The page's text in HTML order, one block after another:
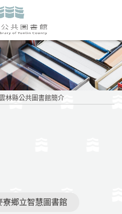
林縣公共圖書館簡介
寮鄉立智慧圖書館